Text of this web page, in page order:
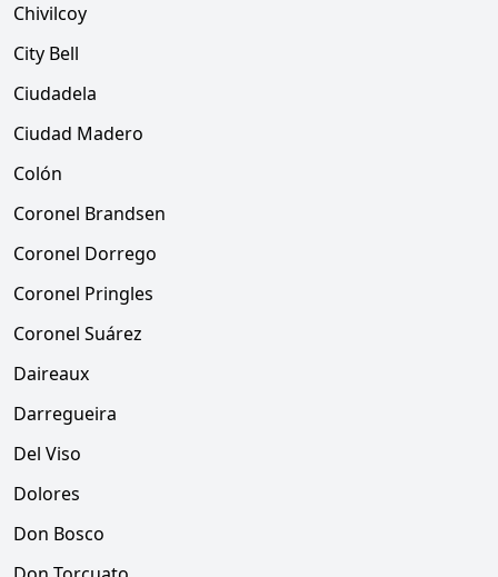
Chivilcoy
City Bell
Ciudadela
Ciudad Madero
Colón
Coronel Brandsen
Coronel Dorrego
Coronel Pringles
Coronel Suárez
Daireaux
Darregueira
Del Viso
Dolores
Don Bosco